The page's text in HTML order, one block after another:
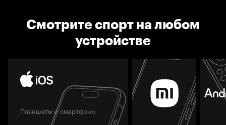
Смотрите спорт на любом
устройстве
Планшеты и смартфоны